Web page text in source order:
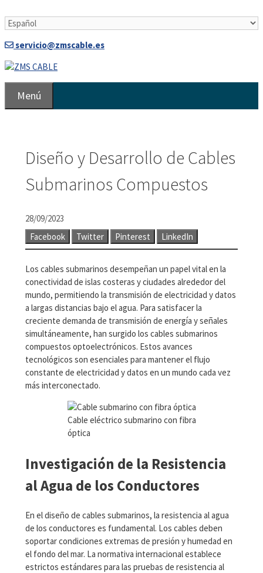
al
servicio@zmscable.es
Menú
Diseño y Desarrollo de Cables
Submarinos Compuestos
28/09/2023
Facebook
Twitter Pinterest LinkedIn
Los cables submarinos desempeñan un papel vital en la
conectividad de islas costeras y ciudades alrededor del
mundo, permitiendo la transmisión de electricidad y datos
a largas distancias bajo el agua. Para satisfacer la
creciente demanda de transmisión de energía y señales
simultáneamente, han surgido los cables submarinos
compuestos optoelectrónicos. Estos avances
tecnológicos son esenciales para mantener el flujo
constante de electricidad y datos en un mundo cada vez
más interconectado.
Cable eléctrico submarino con fibra
óptica
Investigación de la Resistencia
al Agua de los Conductores
En el diseño de cables submarinos, la resistencia al agua
de los conductores es fundamental. Los cables deben
soportar condiciones extremas de presión y humedad en
el fondo del mar. La normativa internacional establece
estrictos estándares para las pruebas de resistencia al